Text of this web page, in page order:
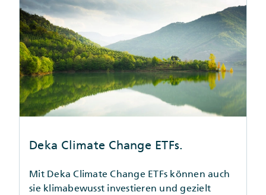
Deka Climate Change ETFs.
Mit Deka Climate Change ETFs können auch
sie klimabewusst investieren und gezielt